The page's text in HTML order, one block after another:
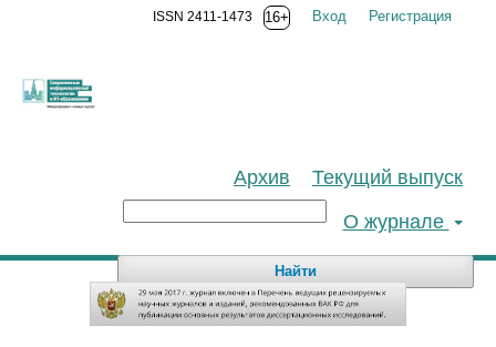
Текущий выпуск
Архив
О журнале
Найти
Регистрация
Вход
ISSN 2411-1473 16+